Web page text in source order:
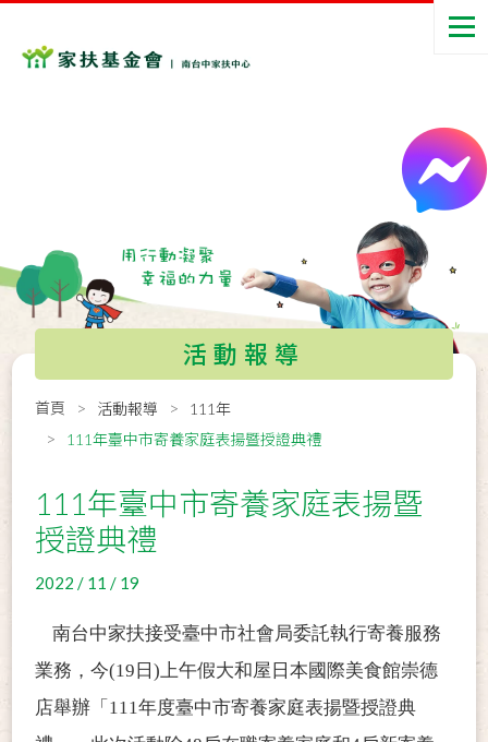
活動報導
首頁 活動報導
111年
111年臺中市寄養家庭表揚暨授證典禮
111年臺中市寄養家庭表揚暨
授證典禮
2022 / 11 / 19
南台中家扶接受臺中市社會局委託執行寄養服務
業務，今(19日)上午假大和屋日本國際美食館崇德
店舉辦「111年度臺中市寄養家庭表揚暨授證典